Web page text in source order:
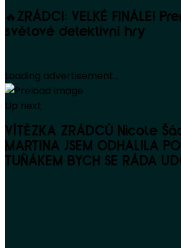
🔥ZRÁDCI: VELKÉ FINÁLE!
světové detektivní hry
Loading advertisement...
Up next
VÍTĚZKA ZRÁDCŮ Nicole
MARTINA JSEM ODHALILA
TUŇÁKEM BYCH SE RÁDA